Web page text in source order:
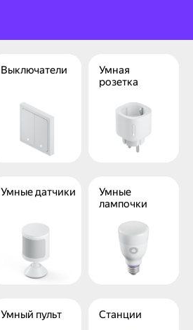
Выключатели
Умная
розетка
Умные датчики
Умные
лампочки
Умный пульт Станции